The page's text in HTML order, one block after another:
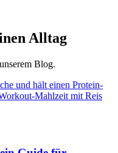
Alltag
Blog.